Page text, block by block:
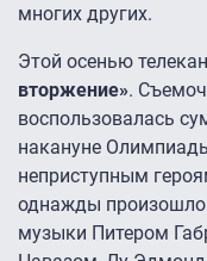
многих других.
Этой осенью
вторжение».
воспользовалась
накануне
неприступным
однажды произошло
музыки Питером